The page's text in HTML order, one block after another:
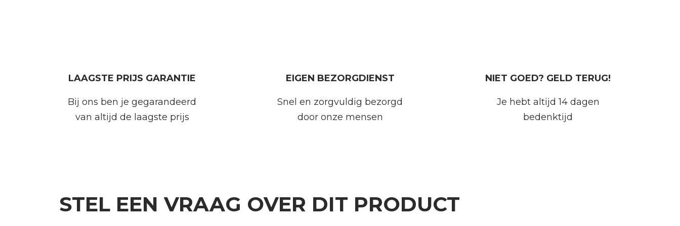
LAAGSTE PRIJS GARANTIE
Bij ons ben je gegarandeerd
van altijd de laagste prijs
EIGEN BEZORGDIENST
Snel en zorgvuldig bezorgd
door onze mensen
NIET GOED? GELD TERUG!
Je hebt altijd 14 dagen
bedenktijd
STEL EEN VRAAG OVER DIT PRODUCT